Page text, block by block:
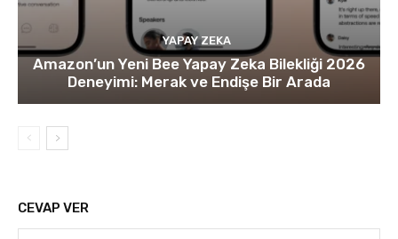
YAPAY ZEKA
Amazon’un Yeni Bee Yapay Zeka Bilekliği 2026
Deneyimi: Merak ve Endişe Bir Arada
CEVAP VER